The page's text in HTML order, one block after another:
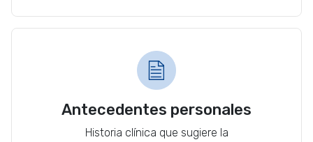
Antecedentes personales
Historia clínica que sugiere la